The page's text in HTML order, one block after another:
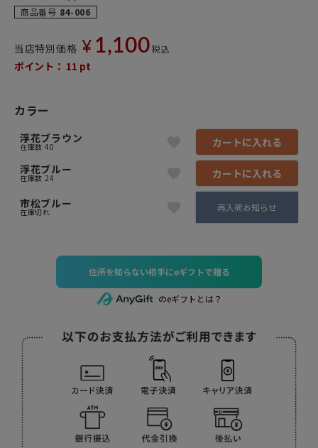
商品番号 84-006
当店特別価格 ¥ 1,100 税込
ポイント： 11 pt
カラー
浮花ブラウン
在庫数 40
カートに入れる
浮花ブルー
在庫数 24 カートに入れる
市松ブルー
在庫切れ 再入荷お知らせ
住所を知らない相手にeギフトで贈る
のeギフトとは？